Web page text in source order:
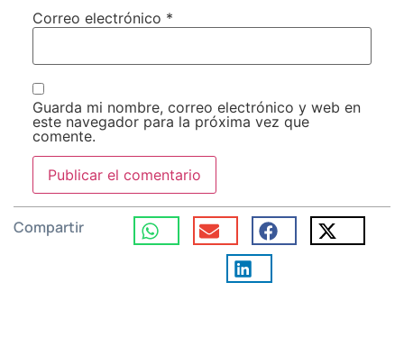
Correo electrónico *
Guarda mi nombre, correo electrónico y web en
este navegador para la próxima vez que
comente.
Compartir